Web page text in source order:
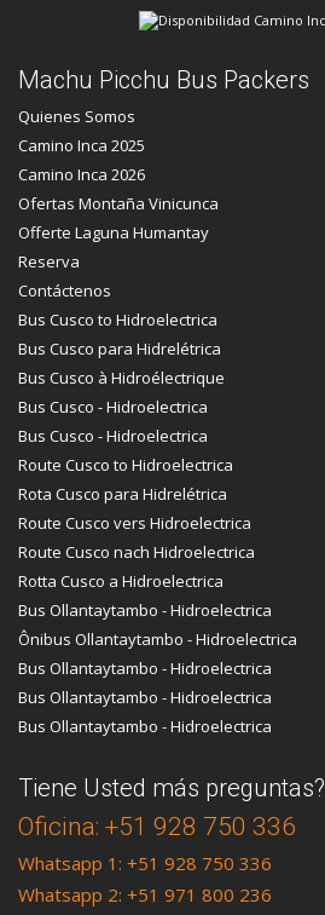
Machu Picchu Bus Packers
Quienes Somos
Camino Inca 2025
Camino Inca 2026
Ofertas Montaña Vinicunca
Offerte Laguna Humantay
Reserva
Contáctenos
Bus Cusco to Hidroelectrica
Bus Cusco para Hidrelétrica
Bus Cusco à Hidroélectrique
Bus Cusco - Hidroelectrica
Bus Cusco - Hidroelectrica
Route Cusco to Hidroelectrica
Rota Cusco para Hidrelétrica
Route Cusco vers Hidroelectrica
Route Cusco nach Hidroelectrica
Rotta Cusco a Hidroelectrica
Bus Ollantaytambo - Hidroelectrica
Ônibus Ollantaytambo - Hidroelectrica
Bus Ollantaytambo - Hidroelectrica
Bus Ollantaytambo - Hidroelectrica
Bus Ollantaytambo - Hidroelectrica
Tiene Usted más preguntas?
Oficina: +51 928 750 336
Whatsapp 1: +51 928 750 336
Whatsapp 2: +51 971 800 236